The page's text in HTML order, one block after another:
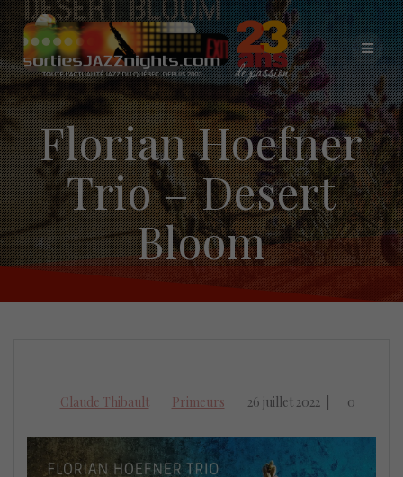
Skip
to
content
Florian Hoefner
Trio – Desert
Bloom
Claude Thibault Primeurs 26 juillet 2022| 0